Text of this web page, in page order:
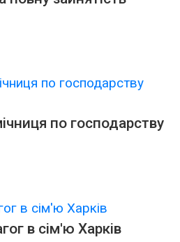
по господарству
в сім'ю Харків